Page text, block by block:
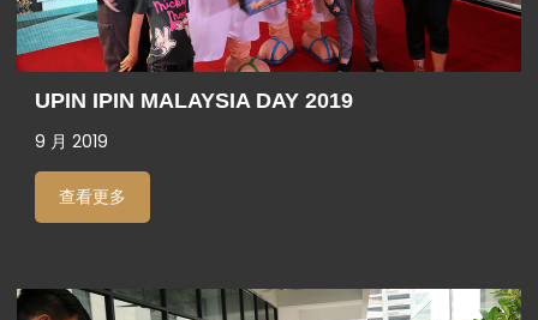
UPIN IPIN MALAYSIA DAY 2019
9 月 2019
查看更多